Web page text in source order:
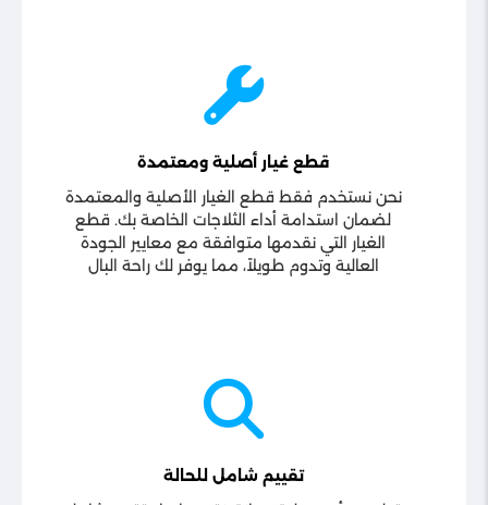
قطع غيار أصلية ومعتمدة
نحن نستخدم فقط قطع الغيار الأصلية والمعتمدة
لضمان استدامة أداء الثلاجات الخاصة بك. قطع
الغيار التي نقدمها متوافقة مع معايير الجودة
العالية وتدوم طويلاً، مما يوفر لك راحة البال
تقييم شامل للحالة